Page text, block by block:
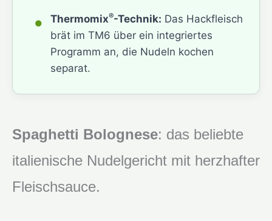
• Thermomix®-Technik: Das Hackfleisch
brät im TM6 über ein integriertes
Programm an, die Nudeln kochen
separat.
Spaghetti Bolognese: das beliebte
italienische Nudelgericht mit herzhafter
Fleischsauce.